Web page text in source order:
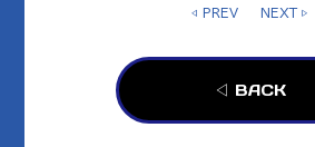
◁ PREV NEXT ▷
◁ BACK